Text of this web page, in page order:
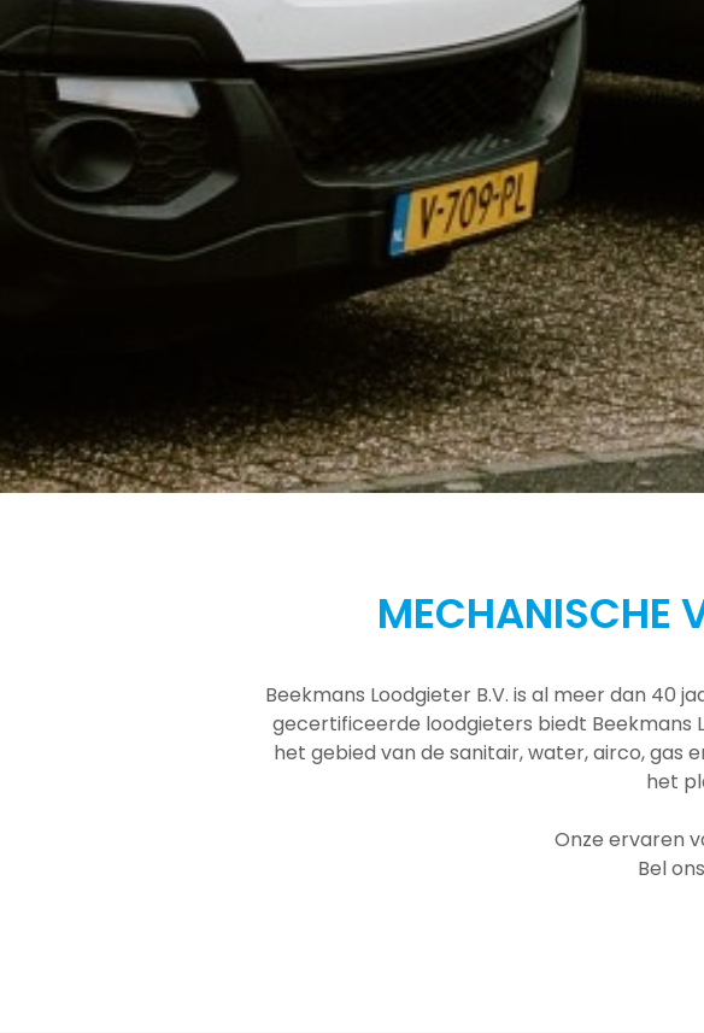
MECHANISCHE
Beekmans Loodgieter B.V. is al meer dan 40
gecertificeerde loodgieters biedt Beekmans
het gebied van de sanitair, water, airco, gas
het
Onze ervaren
Bel